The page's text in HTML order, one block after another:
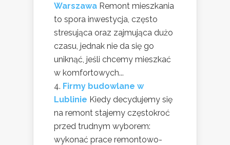
Warszawa Remont mieszkania
to spora inwestycja, często
stresująca oraz zajmująca dużo
czasu, jednak nie da się go
uniknąć, jeśli chcemy mieszkać
w komfortowych...
Firmy budowlane w
Lublinie Kiedy decydujemy się
na remont stajemy częstokroć
przed trudnym wyborem:
wykonać prace remontowo-